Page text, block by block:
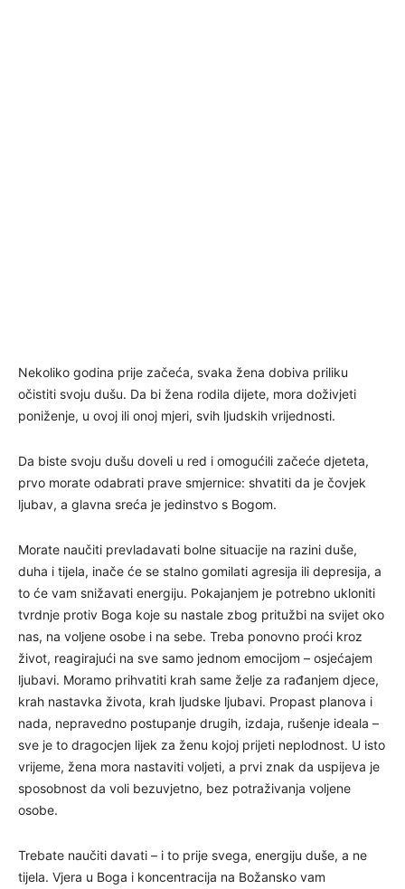
Nekoliko godina prije začeća, svaka žena dobiva priliku
očistiti svoju dušu. Da bi žena rodila dijete, mora doživjeti
poniženje, u ovoj ili onoj mjeri, svih ljudskih vrijednosti.
Da biste svoju dušu doveli u red i omogućili začeće djeteta,
prvo morate odabrati prave smjernice: shvatiti da je čovjek
ljubav, a glavna sreća je jedinstvo s Bogom.
Morate naučiti prevladavati bolne situacije na razini duše,
duha i tijela, inače će se stalno gomilati agresija ili depresija, a
to će vam snižavati energiju. Pokajanjem je potrebno ukloniti
tvrdnje protiv Boga koje su nastale zbog pritužbi na svijet oko
nas, na voljene osobe i na sebe. Treba ponovno proći kroz
život, reagirajući na sve samo jednom emocijom – osjećajem
ljubavi. Moramo prihvatiti krah same želje za rađanjem djece,
krah nastavka života, krah ljudske ljubavi. Propast planova i
nada, nepravedno postupanje drugih, izdaja, rušenje ideala –
sve je to dragocjen lijek za ženu kojoj prijeti neplodnost. U isto
vrijeme, žena mora nastaviti voljeti, a prvi znak da uspijeva je
sposobnost da voli bezuvjetno, bez potraživanja voljene
osobe.
Trebate naučiti davati – i to prije svega, energiju duše, a ne
tijela. Vjera u Boga i koncentracija na Božansko vam